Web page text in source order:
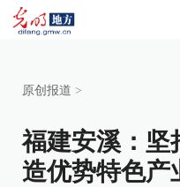
原创报道 >
福建安溪：坚
造优势特色产